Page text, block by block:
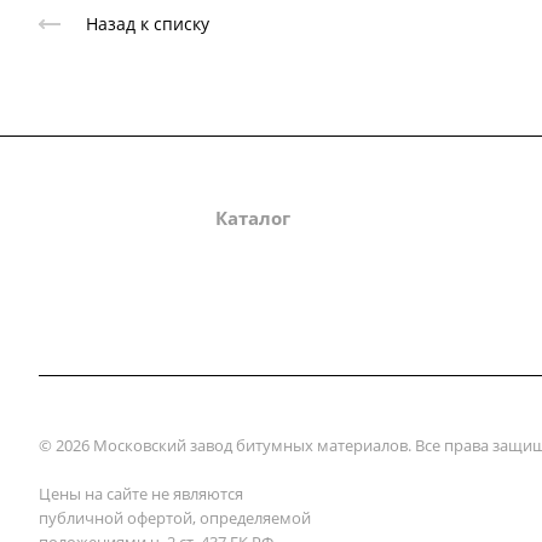
Назад к списку
Каталог
© 2026 Московский завод битумных материалов. Все права
Цены на сайте не являются
публичной офертой, определяемой